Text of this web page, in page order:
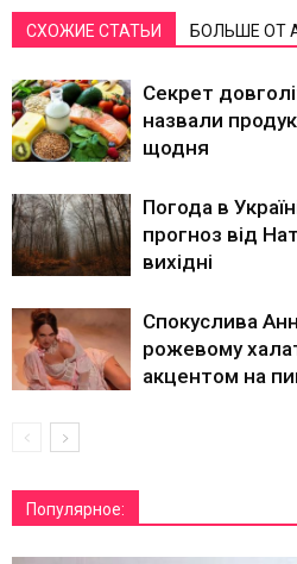
СХОЖИЕ СТАТЬИ БОЛЬШЕ ОТ
Секрет
назвали
щодня
Погода в
прогноз від
вихідні
Спокуслива
рожевому
акцентом на
Популярное: